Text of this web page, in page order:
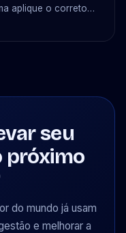
aplique o correto
um evento
seu
próximo
do mundo já usam
e melhorar a